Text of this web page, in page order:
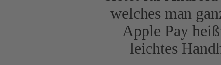
welches man
Apple Pay
leichtes